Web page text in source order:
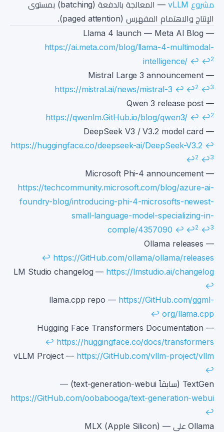
مشروع vLLM
— المعالجة بالدفعة (batching) بمستوى
الإنتاج والاهتمام المفهرس (paged attention).
Footnotes
Llama 4 launch — Meta AI Blog —
https://ai.meta.com/blog/llama-4-multimodal-
intelligence/ ↩ ↩2
Mistral Large 3 announcement —
https://mistral.ai/news/mistral-3 ↩ ↩2 ↩3
Qwen 3 release post —
https://qwenlm.GitHub.io/blog/qwen3/ ↩ ↩2
DeepSeek V3 / V3.2 model card —
https://huggingface.co/deepseek-ai/DeepSeek-V3.2 ↩
↩2 ↩3
Microsoft Phi-4 announcement —
https://techcommunity.microsoft.com/blog/azure-ai-
foundry-blog/introducing-phi-4-microsofts-newest-
small-language-model-specializing-in-
comple/4357090 ↩ ↩2 ↩3
Ollama releases —
https://GitHub.com/ollama/ollama/releases
↩
LM Studio changelog — https://lmstudio.ai/changelog
↩
llama.cpp repo — https://GitHub.com/ggml-
org/llama.cpp
↩
Hugging Face Transformers Documentation —
https://huggingface.co/docs/transformers
↩
vLLM Project — https://GitHub.com/vllm-project/vllm
↩
TextGen (سابقاً text-generation-webui) —
https://GitHub.com/oobabooga/text-generation-webui
↩
Ollama على MLX (Apple Silicon) —